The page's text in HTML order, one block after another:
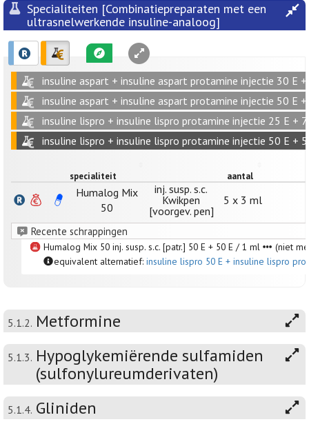
Specialiteiten [Combinatiepreparaten met een
ultrasnelwerkende insuline-analoog]
insuline aspart + insuline aspart protamine injectie 30 E
insuline aspart + insuline aspart protamine injectie 50 E
insuline lispro + insuline lispro protamine injectie 25 E +
insuline lispro + insuline lispro protamine injectie 50 E +
specialiteit aantal
Humalog Mix
50
inj. susp. s.c.
Kwikpen
[voorgev. pen]
5 x 3 ml
Recente schrappingen
Humalog Mix 50 inj. susp. s.c. [patr.] 50 E + 50 E / 1 ml
(niet
equivalent alternatief:insuline lispro 50 E + insuline lispro
5.1.2. Metformine
5.1.3. Hypoglykemiërende sulfamiden
(sulfonylureumderivaten)
5.1.4. Gliniden